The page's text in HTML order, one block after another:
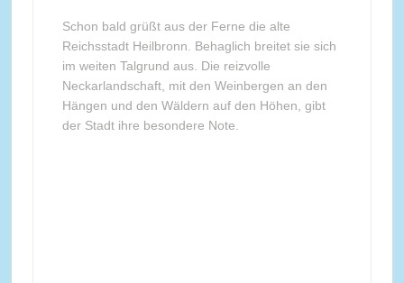
Schon bald grüßt aus der Ferne die alte
Reichsstadt Heilbronn. Behaglich breitet sie sich
im weiten Talgrund aus. Die reizvolle
Neckarlandschaft, mit den Weinbergen an den
Hängen und den Wäldern auf den Höhen, gibt
der Stadt ihre besondere Note.